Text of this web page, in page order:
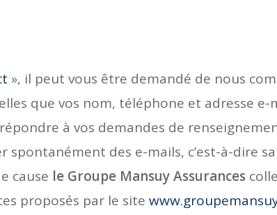
», il peut vous être demandé de nous
que vos nom, téléphone et adresse
à vos demandes de
des e-mails, c’est-à-dire
cause le Groupe Mansuy Assurances
proposés par le site